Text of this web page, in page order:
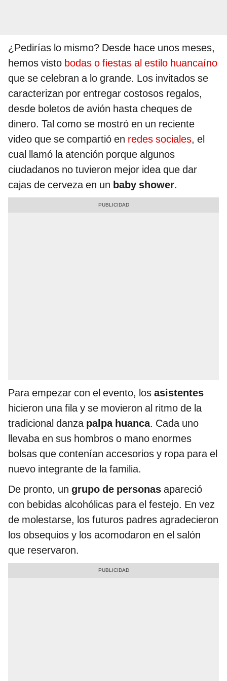
¿Pedirías lo mismo? Desde hace unos meses,
hemos visto bodas o fiestas al estilo huancaíno
que se celebran a lo grande. Los invitados se
caracterizan por entregar costosos regalos,
desde boletos de avión hasta cheques de
dinero. Tal como se mostró en un reciente
video que se compartió en redes sociales, el
cual llamó la atención porque algunos
ciudadanos no tuvieron mejor idea que dar
cajas de cerveza en un baby shower.
Para empezar con el evento, los asistentes
hicieron una fila y se movieron al ritmo de la
tradicional danza palpa huanca. Cada uno
llevaba en sus hombros o mano enormes
bolsas que contenían accesorios y ropa para el
nuevo integrante de la familia.
De pronto, un grupo de personas apareció
con bebidas alcohólicas para el festejo. En vez
de molestarse, los futuros padres agradecieron
los obsequios y los acomodaron en el salón
que reservaron.